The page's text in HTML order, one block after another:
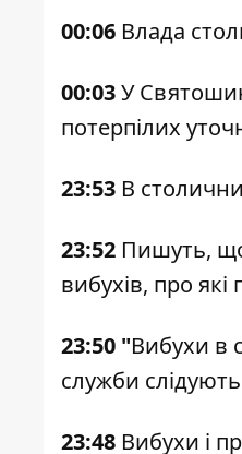
00:06 Влада
00:03У
потерпілих
23:53 В
23:52 Пишуть,
вибухів, про
23:50 "Вибухи в
служби
23:48 Вибухи і